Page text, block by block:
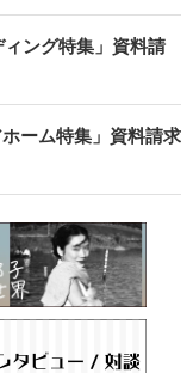
ング特集」資料請
ーム特集」資料請求